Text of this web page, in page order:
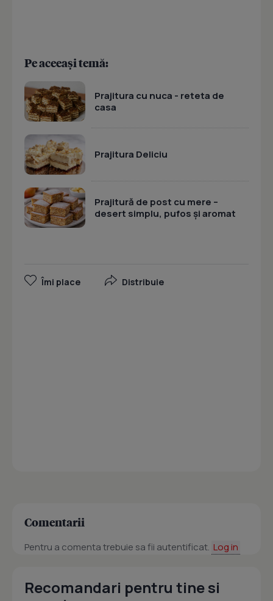
Pe aceeași temă:
Prajitura cu nuca - reteta de
casa
Prajitura Deliciu
Prajitură de post cu mere –
desert simplu, pufos și aromat
Îmi place Distribuie
Comentarii
Pentru a comenta trebuie sa fii autentificat. Log in
Recomandari pentru tine si